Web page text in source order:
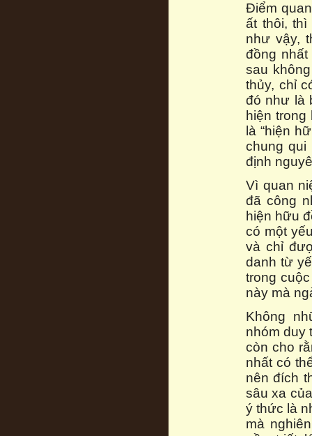
Điểm
ất thôi,
như vậy,
đồng
sau
thủy, chỉ
đó như là
hiện trong
là “hiện
chung qui
định
Vì quan
đã công
hiện hữu
có một
và chỉ
danh từ
trong
này mà
Không
nhóm duy
còn cho
nhất có
nên đích
sâu xa
ý thức là
mà